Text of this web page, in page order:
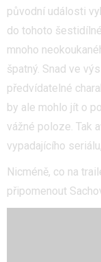
původní události
do tohoto
mnoho
špatný. Snad ve
předvídatelné
by ale mohlo jít o
vážné poloze. Tak
vypadajícího
Nicméně, co na
připomenout